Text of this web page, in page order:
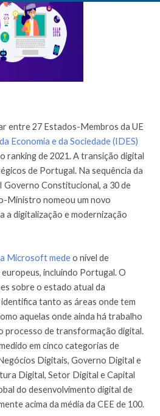
entre 27 Estados-Membros da UE
Economia e da Sociedade (IDES)
ranking de 2021. A transição digital
de Portugal. Na sequência da
Governo Constitucional, a 30 de
Ministro nomeou um novo
a digitalização e modernização
Microsoft medeo nível de
incluindo Portugal. O
sobre o estado atual da
tanto as áreas onde tem
aquelas onde ainda há trabalho
processo de transformação digital.
em cinco categorias de
Digitais, Governo Digital e
Digital, Setor Digital e Capital
do desenvolvimento digital de
acima da média da CEE de 100.